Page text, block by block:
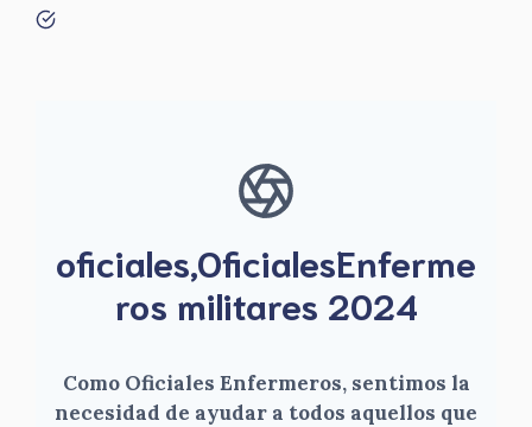
oficiales,OficialesEnferme
ros militares 2024
Como Oficiales Enfermeros, sentimos la
necesidad de ayudar a todos aquellos que